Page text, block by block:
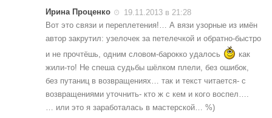
Ирина Проценко
19.11.2013 в 21:28
Вот это связи и переплетения!… А вязи узорные из имён
автор закрутил: узелочек за петелечкой и обратно-быстро
и не прочтёшь, одним словом-барокко удалось
как
жили-то! Не спеша судьбы шёлком плели, без ошибок,
без путаниц в возвращениях… так и текст читается- с
возвращениями уточнить- кто ж с кем и кого воспел….
… или это я заработалась в мастерской… %)